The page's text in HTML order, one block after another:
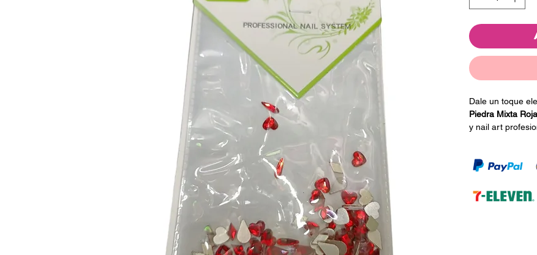
Dale un toque
Piedra Mixta
y nail art
Perfectas para
3D y
permite realizar